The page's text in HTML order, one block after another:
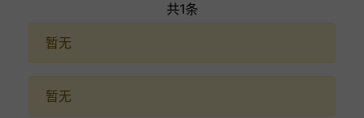
共1条
暂无
暂无